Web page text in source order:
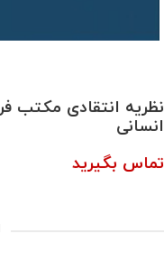
نظریه انتقادی مکتب
انسانی
تماس بگیرید